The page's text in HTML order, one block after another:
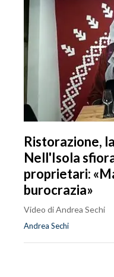
Ristorazione,
Nell'Isola
proprietari:
burocrazia»
Video di Andrea Sechi
Andrea Sechi